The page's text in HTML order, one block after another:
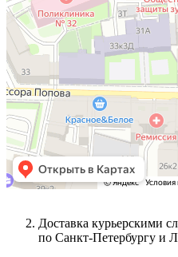
Доставка курьерскими
по Санкт-Петербургу и